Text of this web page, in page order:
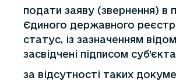
подати заяву (звернення) в
Єдиного державного
статус, із зазначенням
засвідчені підписом
за відсутності таких